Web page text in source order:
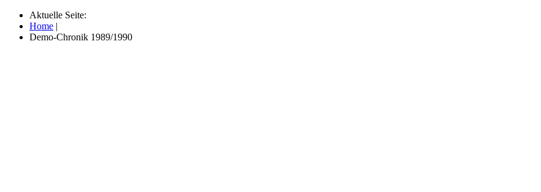
Aktuelle Seite:
Home |
Demo-Chronik 1989/1990